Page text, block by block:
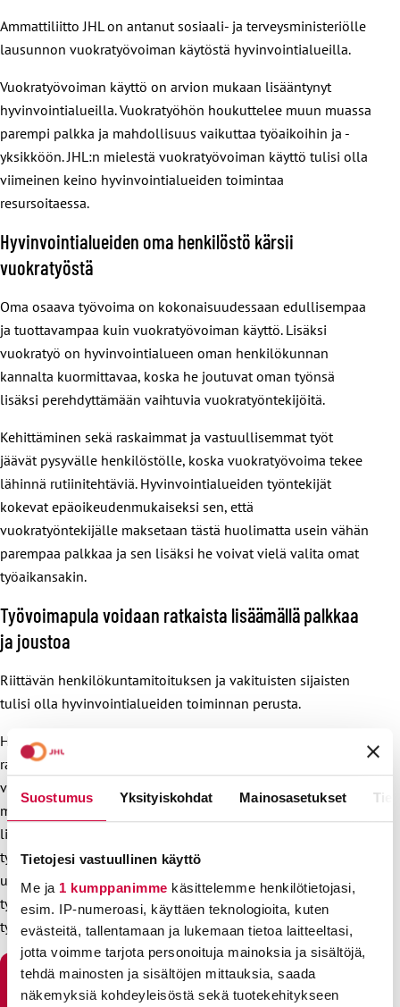
Suostumus Yksityiskohdat Mainosasetukset
Tietojesi vastuullinen käyttö
Me ja 1 kumppanimme käsittelemme henkilötietojasi,
esim. IP-numeroasi, käyttäen teknologioita, kuten
evästeitä, tallentamaan ja lukemaan tietoa laitteeltasi,
jotta voimme tarjota personoituja mainoksia ja sisältöjä,
tehdä mainosten ja sisältöjen mittauksia, saada
näkemyksiä kohdeyleisöstä sekä tuotekehitykseen
Ammattiliitto JHL on antanut sosiaali- ja terveysministeriölle
lausunnon vuokratyövoiman käytöstä hyvinvointialueilla.
Vuokratyövoiman käyttö on arvion mukaan lisääntynyt
hyvinvointialueilla. Vuokratyöhön houkuttelee muun muassa
parempi palkka ja mahdollisuus vaikuttaa työaikoihin ja -
yksikköön. JHL:n mielestä vuokratyövoiman käyttö tulisi olla
viimeinen keino hyvinvointialueiden toimintaa
resursoitaessa.
Hyvinvointialueiden oma henkilöstö kärsii
vuokratyöstä
Oma osaava työvoima on kokonaisuudessaan edullisempaa
ja tuottavampaa kuin vuokratyövoiman käyttö. Lisäksi
vuokratyö on hyvinvointialueen oman henkilökunnan
kannalta kuormittavaa, koska he joutuvat oman työnsä
lisäksi perehdyttämään vaihtuvia vuokratyöntekijöitä.
Kehittäminen sekä raskaimmat ja vastuullisemmat työt
jäävät pysyvälle henkilöstölle, koska vuokratyövoima tekee
lähinnä rutiinitehtäviä. Hyvinvointialueiden työntekijät
kokevat epäoikeudenmukaiseksi sen, että
vuokratyöntekijälle maksetaan tästä huolimatta usein vähän
parempaa palkkaa ja sen lisäksi he voivat vielä valita omat
työaikansakin.
Työvoimapula voidaan ratkaista lisäämällä palkkaa
ja joustoa
Riittävän henkilökuntamitoituksen ja vakituisten sijaisten
tulisi olla hyvinvointialueiden toiminnan perusta.
Hyvinvointialueiden henkilöstöpulaa tulisi ensisijaisesti
ratkoa lisäämällä hyvinvointialueiden vetovoimaisuutta, ei
vuokratyövoimalla. Vetovoimaisuutta lisääviä tekijöitä ovat
muun muassa kilpailukykyinen palkka sekä lisäkorvaus
lisätehtävistä ja ylimääräisestä työstä. Lisäksi joustavat
työaikajärjestelyt, oikeus hallita työmatkaa, hyvä työilmapiiri,
urakehitysmahdollisuudet ja henkilöstöedut lisäävät
työntekijöiden tyytyväisyyttä sekä motivaatiota pysyä
työnantajan palveluksessa.
JHL:N LAUSUNTO VUOKRATYÖVOIMAN KÄYTÖSTÄ
HYVINVOINTIALUEILLA